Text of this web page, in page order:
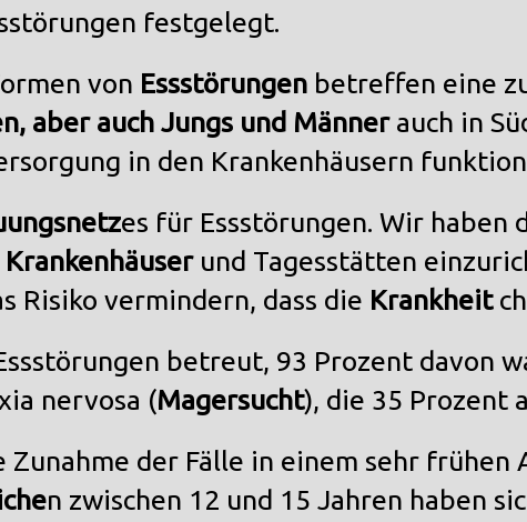
festgelegt.
von Essstörungen betreffen eine
aber auch Jungs und Männerauch in
in den Krankenhäusern
es für Essstörungen. Wir haben
Krankenhäuserund Tagesstätten
Risiko vermindern, dass die Krankheit
betreut, 93 Prozent davon
nervosa (Magersucht), die 35 Prozent
der Fälle in einem sehr frühen
n zwischen 12 und 15 Jahren haben